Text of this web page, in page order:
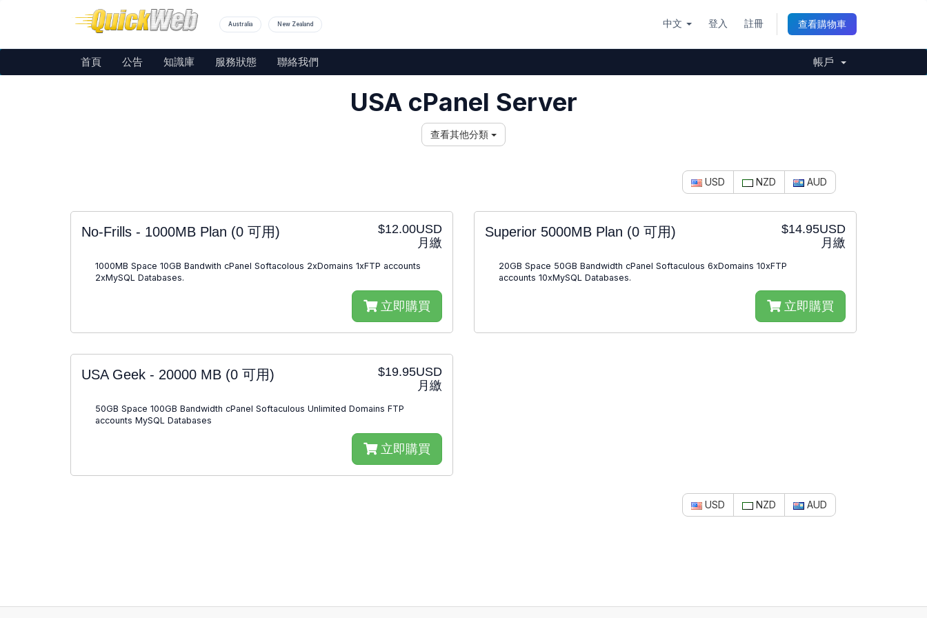
中文 登入 註冊 查看購物車
Australia New Zealand
首頁 公告 知識庫 服務狀態 聯絡我們 帳戶
USA cPanel Server
查看其他分類
USD NZD AUD
$12.00USD
月繳
No-Frills - 1000MB Plan (0 可用)
1000MB Space 10GB Bandwith cPanel Softacolous 2xDomains 1xFTP accounts
2xMySQL Databases.
立即購買
$14.95USD
月繳
Superior 5000MB Plan (0 可用)
20GB Space 50GB Bandwidth cPanel Softaculous 6xDomains 10xFTP
accounts 10xMySQL Databases.
立即購買
$19.95USD
月繳
USA Geek - 20000 MB (0 可用)
50GB Space 100GB Bandwidth cPanel Softaculous Unlimited Domains FTP
accounts MySQL Databases
立即購買
USD NZD AUD